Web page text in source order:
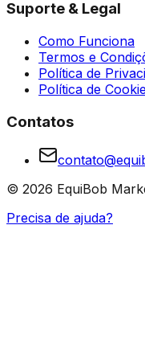
Suporte & Legal
Como Funciona
Termos e
Política de
Política de
Contatos
© 2026 EquiBob
Precisa de ajuda?